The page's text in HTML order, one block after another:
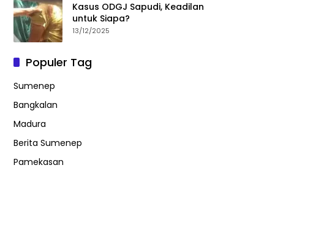
Kasus ODGJ Sapudi, Keadilan
untuk Siapa?
13/12/2025
Populer Tag
Sumenep
Bangkalan
Madura
Berita Sumenep
Pamekasan